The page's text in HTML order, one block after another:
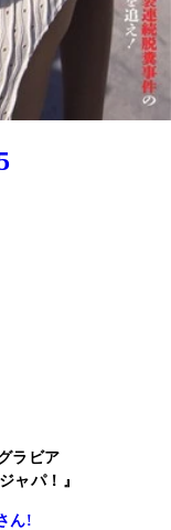
ラビア
ャパ！』
ん!